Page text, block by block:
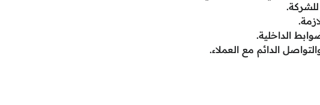
للشركة.
الداخلية.
الدائم مع العملاء.